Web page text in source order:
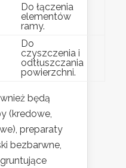
Do łączenia
elementów
ramy.
Do
czyszczenia i
odtłuszczania
powierzchni.
będą
(kredowe,
preparaty
bezbarwne,